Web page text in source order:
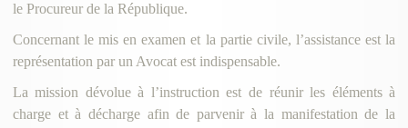
le Procureur de la République.
Concernant le mis en examen et la partie civile, l’assistance est la
représentation par un Avocat est indispensable.
La mission dévolue à l’instruction est de réunir les éléments à
charge et à décharge afin de parvenir à la manifestation de la